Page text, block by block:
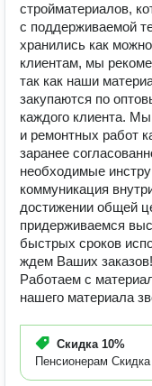
стройматериалов,
с поддерживаемой
хранились как
клиентам, мы
так как наши
закупаются по
каждого клиента.
и ремонтных работ
заранее
необходимые
коммуникация
достижении общей
придерживаемся
быстрых сроков
ждем Ваших
Работаем с
нашего материала
Скидка 10%
Пенсионерам